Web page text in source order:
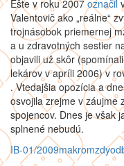
Ešte v roku 2007 označil
Valentovič ako „reálne“
trojnásobok priemernej
a u zdravotných sestier
objavili už skôr
lekárov v apríli 2006) v
. Vtedajšia opozícia a
osvojila zrejme v záujme
spojencov. Dnes je však
splnené nebudú.
IB-01/2009makromzdy